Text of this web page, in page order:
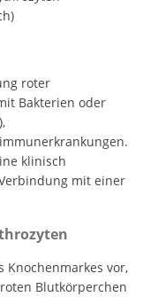
roter
Bakterien oder
klinisch
mit einer
Knochenmarkes vor,
Blutkörperchen